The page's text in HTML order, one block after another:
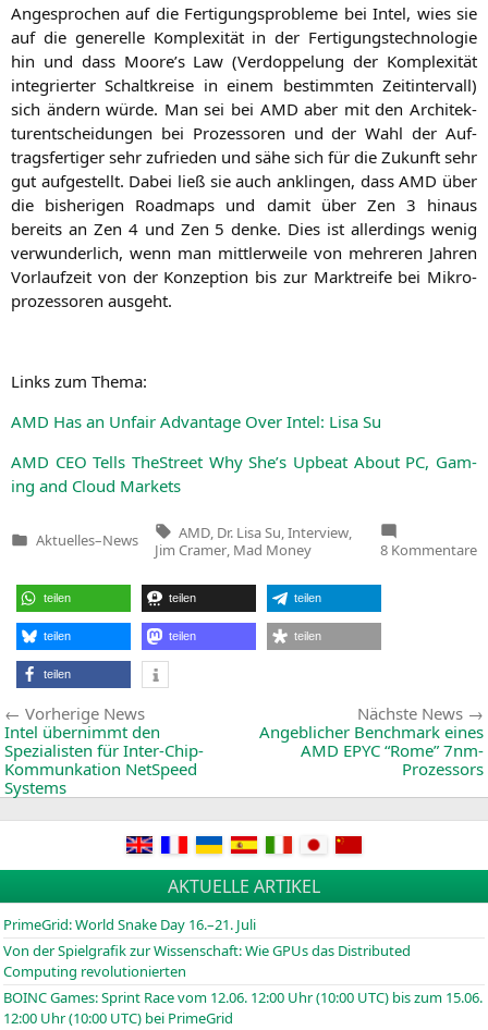
Ange­spro­chen auf die Fer­ti­gungs­pro­ble­me bei Intel, wies sie
auf die gene­rel­le Kom­ple­xi­tät in der Fer­ti­gungs­tech­no­lo­gie
hin und dass Moore’s Law (Ver­dop­pe­lung der Kom­ple­xi­tät
inte­grier­ter Schalt­krei­se in einem bestimm­ten Zeit­in­ter­vall)
sich ändern wür­de. Man sei bei AMD aber mit den Archi­tek­
tur­ent­schei­dun­gen bei Pro­zes­so­ren und der Wahl der Auf­
trags­fer­ti­ger sehr zufrie­den und sähe sich für die Zukunft sehr
gut auf­ge­stellt. Dabei ließ sie auch anklin­gen, dassAMD über
die bis­he­ri­gen Road­maps und damit über Zen 3 hin­aus
bereits an Zen 4 und Zen 5 den­ke. Dies ist aller­dings wenig
ver­wun­der­lich, wenn man mitt­ler­wei­le von meh­re­ren Jah­ren
Vor­lauf­zeit von der Kon­zep­ti­on bis zur Markt­rei­fe bei Mikro­
pro­zes­so­ren ausgeht.
Links zum Thema:
AMD Has an Unfair Advan­ta­ge Over Intel: Lisa Su
AMD CEO Tells TheStreet Why She’s Upbeat About PC, Gam­
ing and Cloud Markets
Veröffentlicht
Aktuelles–News
Tags:
AMD Dr. Lisa Su Interview
Jim Cramer, Mad Money 8 Kommentare
teilen teilen teilen
teilen teilen teilen
teilen
Beitragsnavigation
Vorherige NewsVorherige
News:
Intel übernimmt den
Spezialisten für Inter-Chip-
Kommunkation NetSpeed
Systems
Nächste News
Angeblicher Benchmark eines
AMD EPYC “Rome” 7nm-
Prozessors
AKTUELLE ARTIKEL
PrimeGrid: World Snake Day 16.–21. Juli
Von der Spielgrafik zur Wissenschaft: Wie GPUs das Distributed
Computing revolutionierten
BOINCGames: Sprint Race vom 12.06. 12:00 Uhr (10:00 UTC) bis zum 15.06.
12:00 Uhr (10:00 UTC) bei PrimeGrid